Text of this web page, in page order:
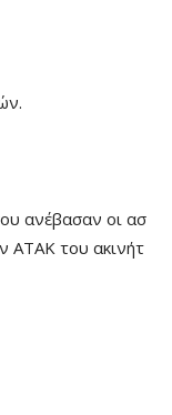
ανέβασαν οι ασ
ΑΤΑΚ του ακινήτ